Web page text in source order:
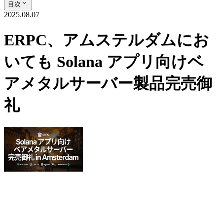
目次
2025.08.07
ERPC、アムステルダムにお
いても Solana アプリ向けベ
アメタルサーバー製品完売御
礼